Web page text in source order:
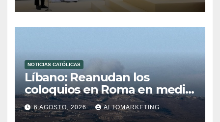
NOTICIAS CATÓLICAS
Líbano: Reanudan los
coloquios en Roma en medio
de tensiones y ataques en el
sur del país
6 AGOSTO, 2026 ALTOMARKETING